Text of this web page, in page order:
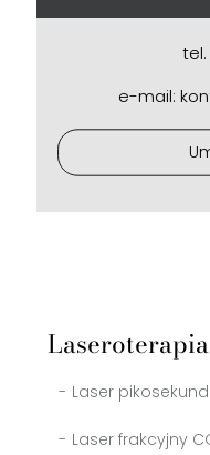
tel.
e-mail:
Laser
Laser frakcyjny